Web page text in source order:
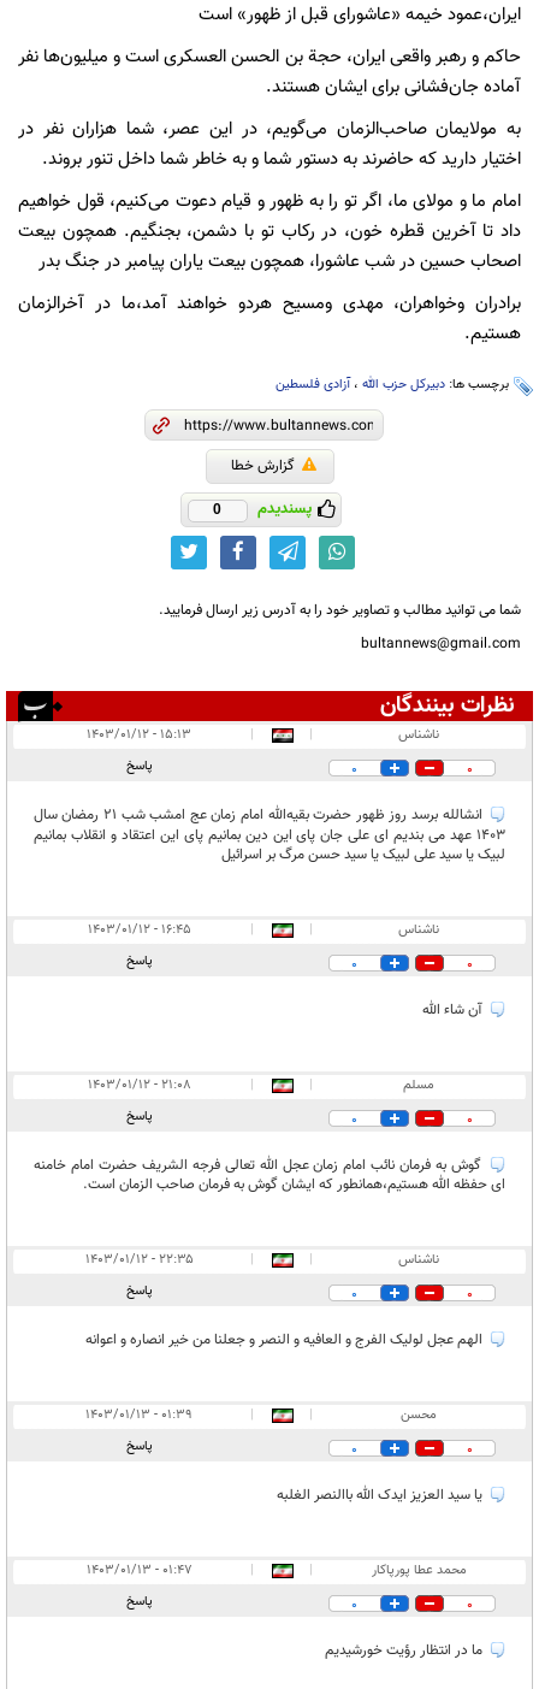
ایران،عمود خیمه «عاشورای قبل از ظهور» است
حاکم و رهبر واقعی ایران، حجة بن الحسن العسکری است و میلیون‌ها نفر
آماده جان‌فشانی برای ایشان هستند.
به مولایمان صاحب‌الزمان می‌گویم، در این عصر، شما هزاران نفر در
اختیار دارید که حاضرند به دستور شما و به خاطر شما داخل تنور بروند.
امام ما و مولای ما، اگر تو را به ظهور و قیام دعوت می‌کنیم، قول خواهیم
داد تا آخرین قطره خون، در رکاب تو با دشمن، بجنگیم. همچون بیعت
اصحاب حسین در شب عاشورا، همچون بیعت یاران پیامبر در جنگ بدر
برادران وخواهران، مهدی ومسیح هردو خواهند آمد،ما در آخرالزمان
هستیم.
برچسب ها: دبیرکل حزب الله ،آزادی فلسطین
گزارش خطا
پسندیدم 0
شما می توانید مطالب و تصاویر خود را به آدرس زیر ارسال فرمایید.
bultannews@gmail.com
نظرات بینندگان
در انتظار بررسی:
ناشناس |
|
۱۵:۱۳ - ۱۴۰۳/۰۱/۱۲
0
0 پاسخ
انشالله برسد روز ظهور حضرت بقیه‌الله امام زمان عج امشب شب ۲۱ رمضان سال
۱۴۰۳ عهد می بندیم ای علی جان پای این دین بمانیم پای این اعتقاد و انقلاب بمانیم
لبیک یا سید علی لبیک یا سید حسن مرگ بر اسرائیل
ناشناس |
|
۱۶:۴۵ - ۱۴۰۳/۰۱/۱۲
0
0 پاسخ
آن شاء الله
مسلم |
|
۲۱:۰۸ - ۱۴۰۳/۰۱/۱۲
0
0 پاسخ
گوش به فرمان نائب امام زمان عجل الله تعالی فرجه الشریف حضرت امام خامنه
ای حفظه الله هستیم،همانطور که‌ ایشان گوش به فرمان صاحب الزمان است.
ناشناس |
|
۲۲:۳۵ - ۱۴۰۳/۰۱/۱۲
0
0 پاسخ
الهم عجل لولیک الفرج و العافیه و النصر و جعلنا من خیر انصاره و اعوانه
محسن |
|
۰۱:۳۹ - ۱۴۰۳/۰۱/۱۳
0
0 پاسخ
یا سید العزیز ایدک الله باالنصر الغلبه
محمد عطا پورپاکار |
|
۰۱:۴۷ - ۱۴۰۳/۰۱/۱۳
0
0 پاسخ
ما در انتظار رؤیت خورشیدیم